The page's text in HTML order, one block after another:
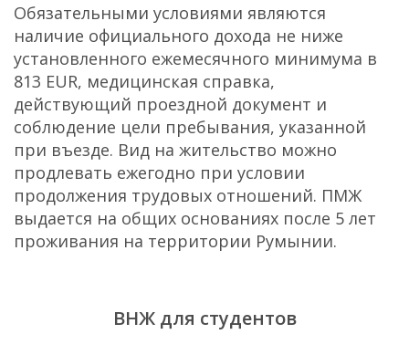
Обязательными условиями являются
наличие официального дохода не ниже
установленного ежемесячного минимума в
813 EUR, медицинская справка,
действующий проездной документ и
соблюдение цели пребывания, указанной
при въезде. Вид на жительство можно
продлевать ежегодно при условии
продолжения трудовых отношений. ПМЖ
выдается на общих основаниях после 5 лет
проживания на территории Румынии.
ВНЖ для студентов